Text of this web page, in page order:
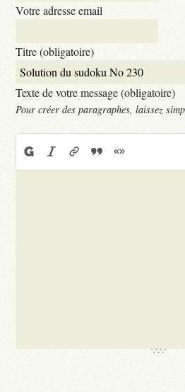
Votre adresse email
Titre (obligatoire)
Texte de votre message (obligatoire)
Pour créer des paragraphes, laissez